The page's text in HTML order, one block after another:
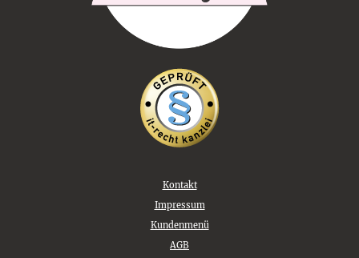
Kontakt
Impressum
Kundenmenü
AGB